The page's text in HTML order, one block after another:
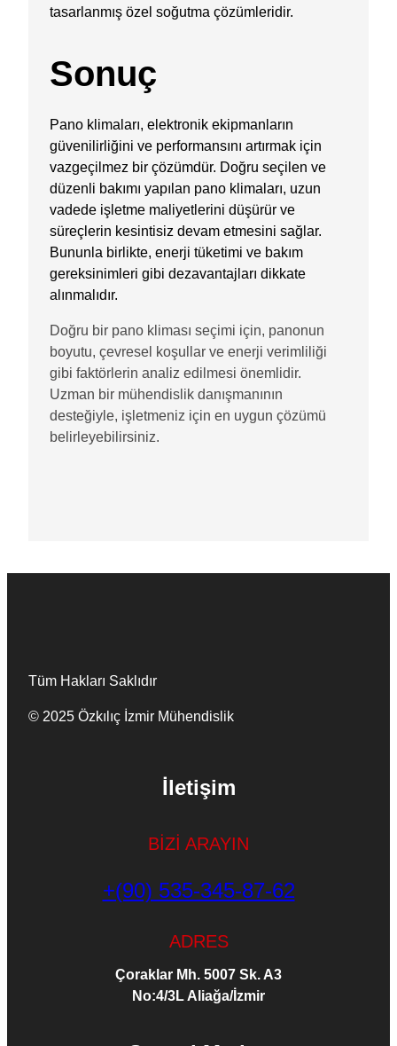
tasarlanmış özel soğutma çözümleridir.
Sonuç
Pano klimaları, elektronik ekipmanların
güvenilirliğini ve performansını artırmak için
vazgeçilmez bir çözümdür. Doğru seçilen ve
düzenli bakımı yapılan pano klimaları, uzun
vadede işletme maliyetlerini düşürür ve
süreçlerin kesintisiz devam etmesini sağlar.
Bununla birlikte, enerji tüketimi ve bakım
gereksinimleri gibi dezavantajları dikkate
alınmalıdır.
Doğru bir pano kliması seçimi için, panonun
boyutu, çevresel koşullar ve enerji verimliliği
gibi faktörlerin analiz edilmesi önemlidir.
Uzman bir mühendislik danışmanının
desteğiyle, işletmeniz için en uygun çözümü
belirleyebilirsiniz.
Tüm Hakları Saklıdır
© 2025 Özkılıç İzmir Mühendislik
İletişim
BİZİ ARAYIN
+(90) 535-345-87-62
ADRES
Çoraklar Mh. 5007 Sk. A3
No:4/3L Aliağa/İzmir